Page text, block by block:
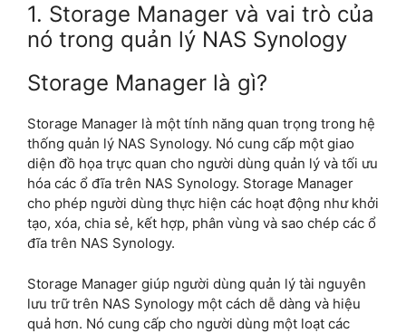
1. Storage Manager và vai trò của
nó trong quản lý NAS Synology
Storage Manager là gì?
Storage Manager là một tính năng quan trọng trong hệ
thống quản lý NAS Synology. Nó cung cấp một giao
diện đồ họa trực quan cho người dùng quản lý và tối ưu
hóa các ổ đĩa trên NAS Synology. Storage Manager
cho phép người dùng thực hiện các hoạt động như khởi
tạo, xóa, chia sẻ, kết hợp, phân vùng và sao chép các ổ
đĩa trên NAS Synology.
Storage Manager giúp người dùng quản lý tài nguyên
lưu trữ trên NAS Synology một cách dễ dàng và hiệu
quả hơn. Nó cung cấp cho người dùng một loạt các